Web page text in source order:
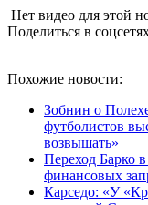
Нет видео для этой
Поделиться в
Похожие новости:
Зобнин о
футболистов
возвышать»
Переход Барко
финансовых
Карседо: «У